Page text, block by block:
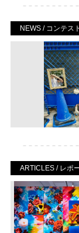
NEWS / コンテスト
ARTICLES / レポ